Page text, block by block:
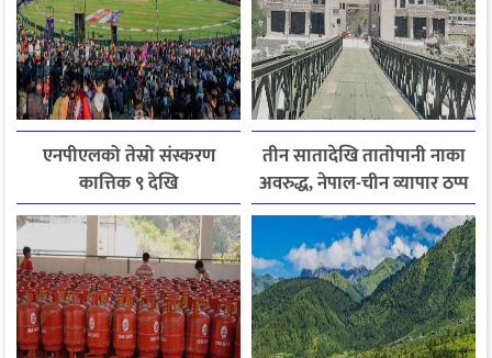
एनपीएलको तेस्रो संस्करण
कात्तिक ९ देखि
तीन सातादेखि तातोपानी नाका
अवरुद्ध, नेपाल-चीन व्यापार ठप्प